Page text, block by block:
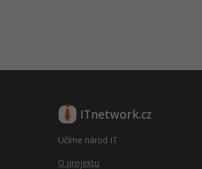
ITnetwork.cz
Učíme národ IT
O projektu